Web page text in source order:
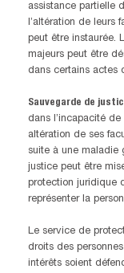
assistance partielle
l’altération de leurs
peut être instaurée.
majeurs peut être
dans certains actes
Sauvegarde de
dans l’incapacité
altération de ses
suite à une maladie
justice peut être
protection juridique
représenter la
Le service de
droits des
intérêts soient